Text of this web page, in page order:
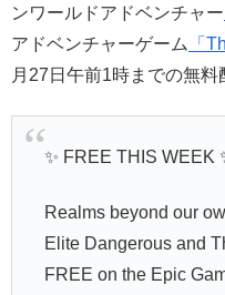
ンワールドアドベンチャー
アドベンチャーゲーム
「
月27日午前1時までの無料
✨ FREE THIS WEEK
Realms beyond our
Elite Dangerous and
FREE on the Epic